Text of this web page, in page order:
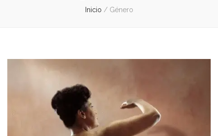
Inicio / Género